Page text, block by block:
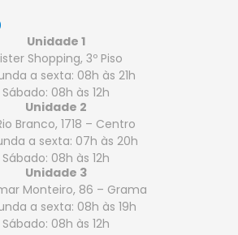
Unidade 1
Shopping, 3º Piso
a sexta: 08h às 21h
Sábado: 08h às 12h
Unidade 2
Branco, 1718 – Centro
a sexta: 07h às 20h
Sábado: 08h às 12h
Unidade 3
Monteiro, 86 – Grama
a sexta: 08h às 19h
Sábado: 08h às 12h